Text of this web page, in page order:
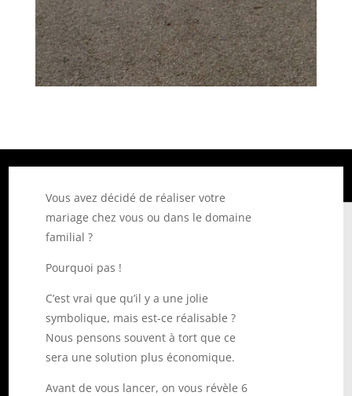
Vous avez décidé de réaliser votre
mariage chez vous ou dans le domaine
familial ?
Pourquoi pas !
C’est vrai que qu’il y a une jolie
symbolique, mais est-ce réalisable ?
Nous pensons souvent à tort que ce
sera une solution plus économique.
Avant de vous lancer, on vous révèle 6